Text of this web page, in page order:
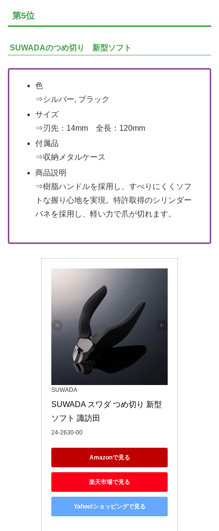
第5位
SUWADAのつめ切り 新型ソフト
色
⇒シルバー, ブラック
サイズ
⇒刃先：14mm 全長：120mm
付属品
⇒収納メタルケース
商品説明
⇒樹脂ハンドルを採用し、すべりにくくソフ
トな握り心地を実現。特許取得のシリンダー
バネを採用し、軽い力で爪が切れます。
SUWADA
SUWADA スワダ つめ切り 新型
ソフト 諏訪田
24-2630-00
Amazonで見る
楽天市場で見る
Yahoo!ショッピングで見る